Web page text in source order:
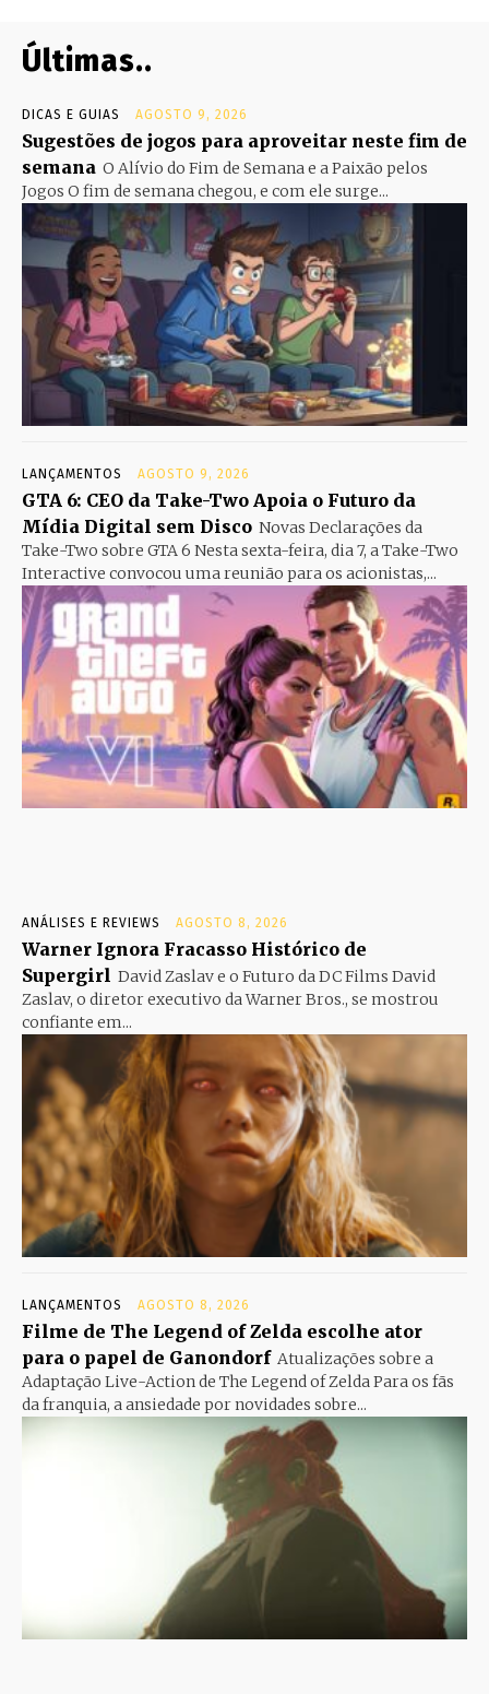
Últimas..
DICAS E GUIAS AGOSTO 9, 2026
Sugestões de jogos para aproveitar neste fim de
semana O Alívio do Fim de Semana e a Paixão pelos
Jogos O fim de semana chegou, e com ele surge...
LANÇAMENTOS AGOSTO 9, 2026
GTA 6: CEO da Take-Two Apoia o Futuro da
Mídia Digital sem Disco Novas Declarações da
Take-Two sobre GTA 6 Nesta sexta-feira, dia 7, a Take-Two
Interactive convocou uma reunião para os acionistas,...
ANÁLISES E REVIEWS AGOSTO 8, 2026
Warner Ignora Fracasso Histórico de
Supergirl David Zaslav e o Futuro da DC Films David
Zaslav, o diretor executivo da Warner Bros., se mostrou
confiante em...
LANÇAMENTOS AGOSTO 8, 2026
Filme de The Legend of Zelda escolhe ator
para o papel de Ganondorf Atualizações sobre a
Adaptação Live-Action de The Legend of Zelda Para os fãs
da franquia, a ansiedade por novidades sobre...